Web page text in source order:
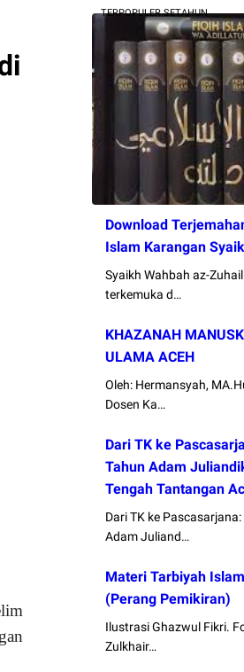
TERPOPULER SETAHUN
Download
Islam Karangan
Syaikh Wahbah az-
terkemuka d…
KHAZANAH
ULAMA ACEH
Oleh: Hermansyah,
Dosen Ka…
Dari TK ke
Tahun Adam
Tengah Tantangan
Dari TK ke
Adam Juliand…
Materi Tarbiyah
(Perang Pemikiran)
Ilustrasi Ghazwul Fikri.
Zulkhair…